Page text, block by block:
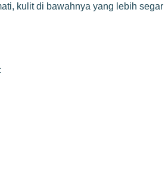
kulit di bawahnya yang lebih segar